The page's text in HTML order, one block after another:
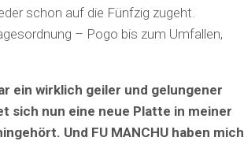
schon auf die Fünfzig zugeht.
– Pogo bis zum Umfallen,
ein wirklich geiler und gelungener
sich nun eine neue Platte in meiner
Und FU MANCHU haben mich